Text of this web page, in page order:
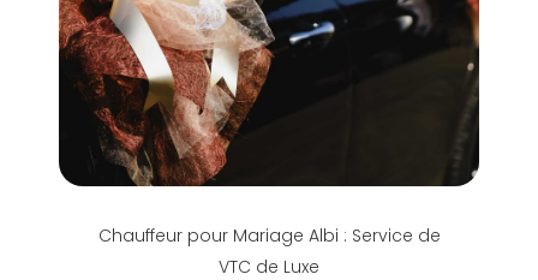
Chauffeur pour Mariage Albi : Service de
VTC de Luxe